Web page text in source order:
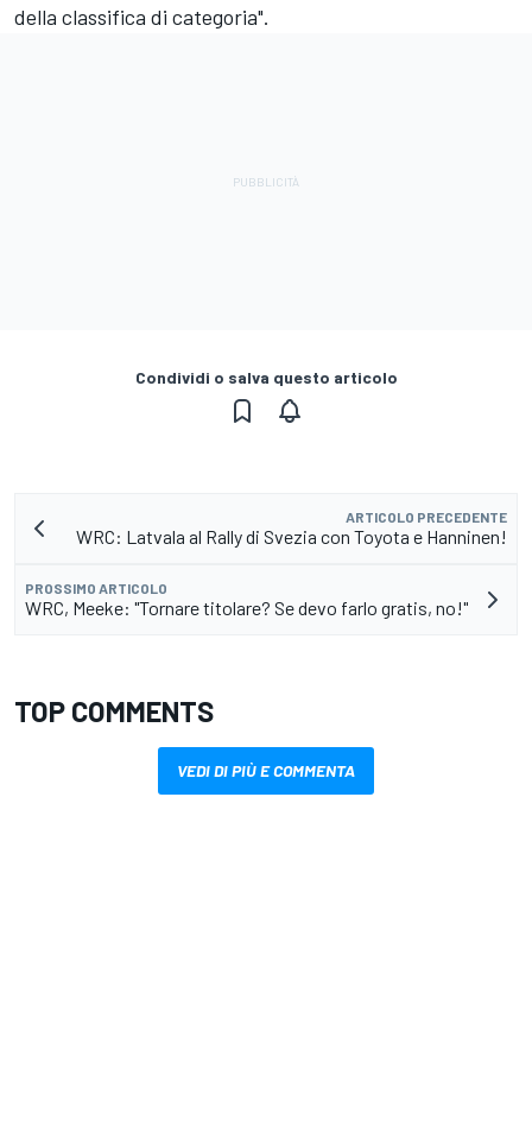
della classifica di categoria".
Condividi o salva questo articolo
ARTICOLO PRECEDENTE
WRC: Latvala al Rally di Svezia con Toyota e Hanninen!
PROSSIMO ARTICOLO
WRC, Meeke: "Tornare titolare? Se devo farlo gratis, no!"
TOP COMMENTS
VEDI DI PIÙ E COMMENTA